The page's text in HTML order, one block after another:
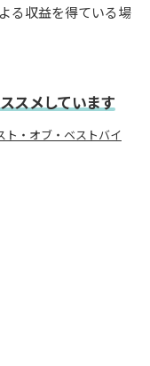
る収益を得ている場
スメしています
ト・オブ・ベストバイ